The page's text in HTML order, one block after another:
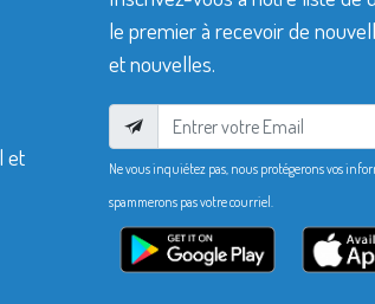
et
le premier à recevoir de
et nouvelles.
Ne vous inquiétez pas, nous protégerons vos
spammerons pas votre courriel.